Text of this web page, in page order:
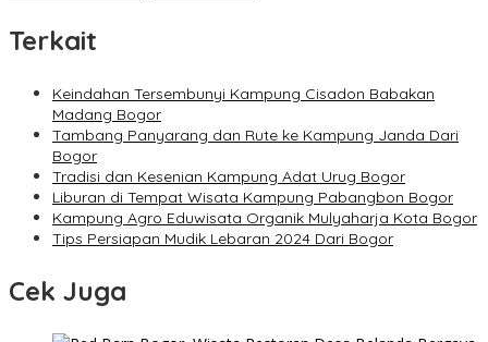
Terkait
Keindahan Tersembunyi Kampung Cisadon Babakan
Madang Bogor
Tambang Panyarang dan Rute ke Kampung Janda Dari
Bogor
Tradisi dan Kesenian Kampung Adat Urug Bogor
Liburan di Tempat Wisata Kampung Pabangbon Bogor
Kampung Agro Eduwisata Organik Mulyaharja Kota Bogor
Tips Persiapan Mudik Lebaran 2024 Dari Bogor
Cek Juga